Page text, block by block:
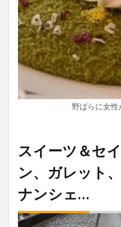
野ばらに女
スイーツ＆セ
ン、ガレット
ナンシェ…